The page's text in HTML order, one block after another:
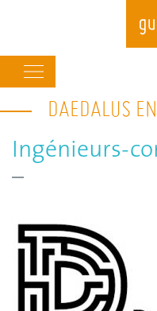
navigation
DAEDALUS
Ingénieurs-